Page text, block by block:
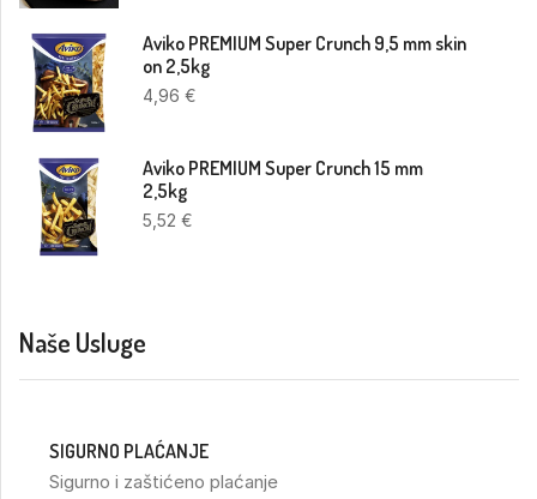
Aviko PREMIUM Super Crunch 9,5 mm skin
on 2,5kg
4,96€
Aviko PREMIUM Super Crunch 15 mm
2,5kg
5,52€
Naše Usluge
SIGURNO PLAĆANJE
Sigurno i zaštićeno plaćanje